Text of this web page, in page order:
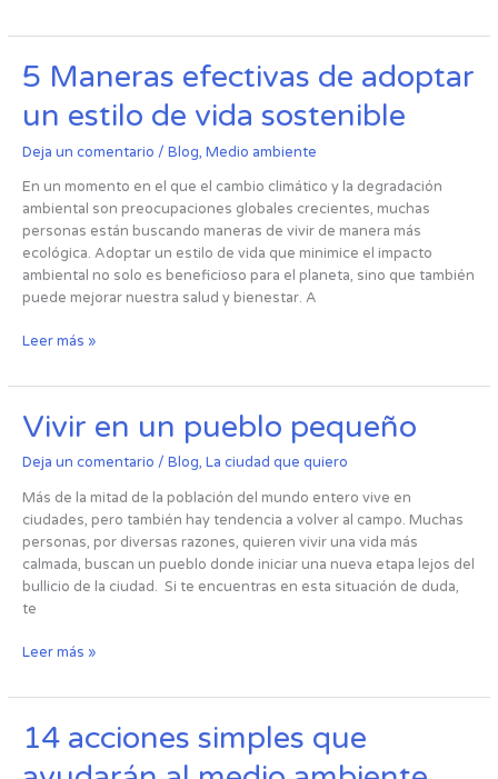
5 Maneras efectivas de adoptar
un estilo de vida sostenible
Deja un comentario / Blog, Medio ambiente
En un momento en el que el cambio climático y la degradación
ambiental son preocupaciones globales crecientes, muchas
personas están buscando maneras de vivir de manera más
ecológica. Adoptar un estilo de vida que minimice el impacto
ambiental no solo es beneficioso para el planeta, sino que también
puede mejorar nuestra salud y bienestar. A
5
Maneras
efectivas
adoptar
un
estilo
sostenible
Leer más »
Vivir en un pueblo pequeño
Deja un comentario / Blog, La ciudad que quiero
Más de la mitad de la población del mundo entero vive en
ciudades, pero también hay tendencia a volver al campo. Muchas
personas, por diversas razones, quieren vivir una vida más
calmada, buscan un pueblo donde iniciar una nueva etapa lejos del
bullicio de la ciudad. Si te encuentras en esta situación de duda,
te
Vivir
en
un
pequeño
Leer más »
14 acciones simples que
14
acciones
simples